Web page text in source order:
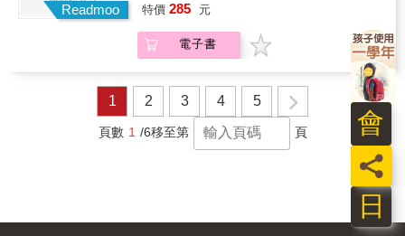
2014年度金石堂圖文繪本TOP6 2013年博客來
暢銷百大TOP48 & ▲《百鬼夜行誌 凶宅卷》
2015年度金石堂圖文繪本TOP61 2014年度金石
堂暢銷榜TOP98、2014年度金石堂圖文繪本
TOP5 2014年博客來「年度百大」銷售榜漫畫
TOP7 & ▲《百鬼夜行誌：幽遊卷》 2015年博
客來「年度百大」銷售榜漫畫TOP22 2015年度
金石堂圖文繪本TOP19 & ▲《百鬼夜行誌【妖
怪卷】》 2017年度金石堂「年度百大」文學暢
銷百大TOP91 & 名人推薦 & A Ray 於是日常
了 RJ 浪味仙貝 異色檔案 DKDi掃 ──童心未泯
～驚悚推薦（依首字筆劃排序） & ★奇怪！怎
麼一看就停不下來？！──A RAY & ★是番茄
Readmoo
命呢？ 不、不用回答我，請好好找尋屬於你自
己的答案。 & &copy; 深海龍蝦
特價 285 元
電子書
1 2 3 4 5
頁數 1 /6移至第 頁
日
員
會